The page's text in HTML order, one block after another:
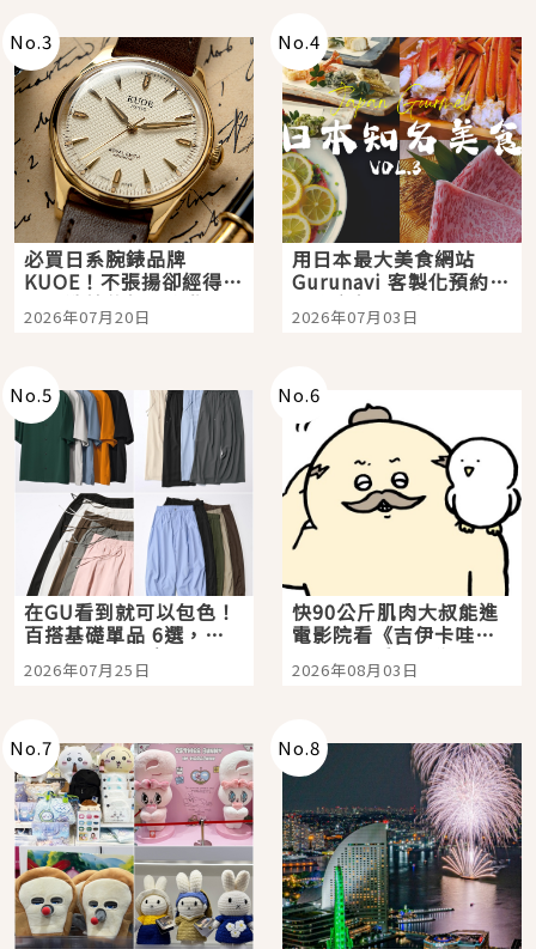
No.3
必買日系腕錶品牌
KUOE！不張揚卻經得起
時間洗鍊的經典之作五
選
2026年07月20日
No.4
用日本最大美食網站
Gurunavi 客製化預約九
大都市餐廳，打造專屬
美食體驗！
2026年07月03日
No.5
在GU看到就可以包色！
百搭基礎單品 6選，閉
眼全收也不心疼
2026年07月25日
No.6
快90公斤肌肉大叔能進
電影院看《吉伊卡哇》
嗎？日本重金屬樂團
「打首」會長與nagano
2026年08月03日
No.7 No.8